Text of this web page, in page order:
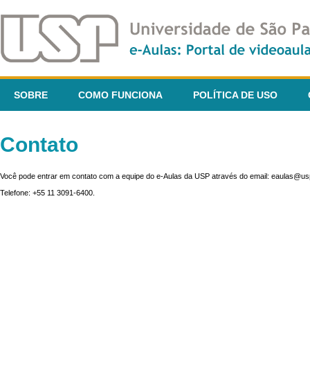
SOBRE COMO FUNCIONA POLÍTICA DE USO
Contato
Você pode entrar em contato com a equipe do e-Aulas da USP através do email:
Telefone: +55 11 3091-6400.